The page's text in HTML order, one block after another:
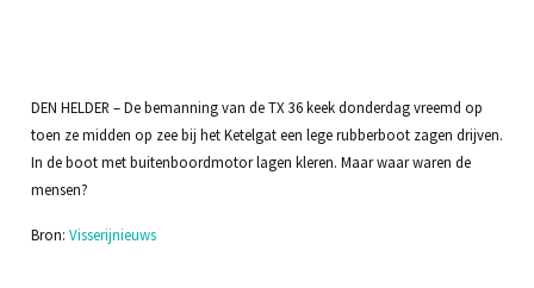
DEN HELDER – De bemanning van de TX 36 keek donderdag vreemd op
toen ze midden op zee bij het Ketelgat een lege rubberboot zagen drijven.
In de boot met buitenboordmotor lagen kleren. Maar waar waren de
mensen?
Bron: Visserijnieuws